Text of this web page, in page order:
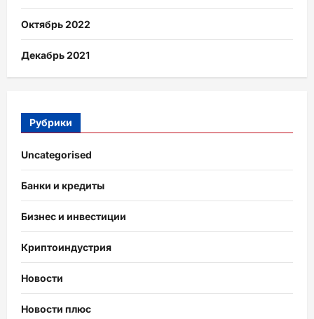
Октябрь 2022
Декабрь 2021
Рубрики
Uncategorised
Банки и кредиты
Бизнес и инвестиции
Криптоиндустрия
Новости
Новости плюс